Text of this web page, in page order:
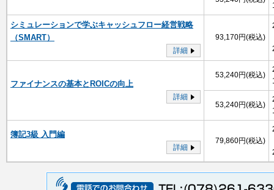
シミュレーションで学ぶキャッシュフロー経営戦略
（SMART）
詳細
93,170円(税込)
ファイナンスの基本とROICの向上
詳細
53,240円(税込)
53,240円(税込)
簿記3級 入門編
詳細
79,860円(税込)